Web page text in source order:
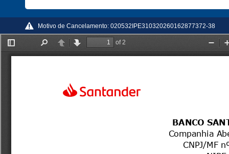
Motivo de Cancelamento: 020532IPE310320260162877372-38